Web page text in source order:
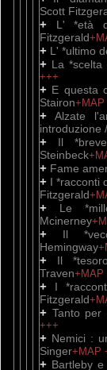
Scott
+
L' *età
Fitzgerald
+ L' *ultimo
+ La *scelta
+++
+ E questa
Stairon+MAP
+Alzate
introduzione
+
Il
Steinbeck
+ Fame
+ I *racconti
Fitzgerald
+ Le
Mcinerney
+ Il
Hemingway
+
Il
Traven+MAP
+
I
Fitzgerald
+ Tanto per
+++
+ Nemici :
Singer+MAP
+ Bartleby